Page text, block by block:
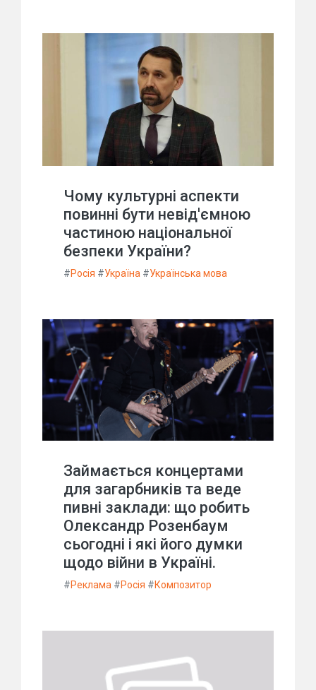
Чому культурні аспекти
повинні бути невід'ємною
частиною національної
безпеки України?
#Росія #Україна #Українська мова
Займається концертами
для загарбників та веде
пивні заклади: що робить
Олександр Розенбаум
сьогодні і які його думки
щодо війни в Україні.
#Реклама #Росія #Композитор